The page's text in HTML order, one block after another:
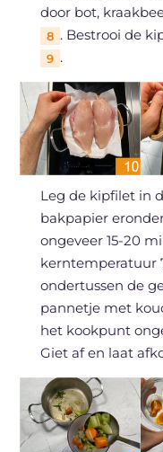
door bot,
8 . Bestrooi de
9 .
Leg de kipfilet in
bakpapier
ongeveer 15-20
kerntemperatuur
ondertussen de
pannetje met
het kookpunt
Giet af en laat